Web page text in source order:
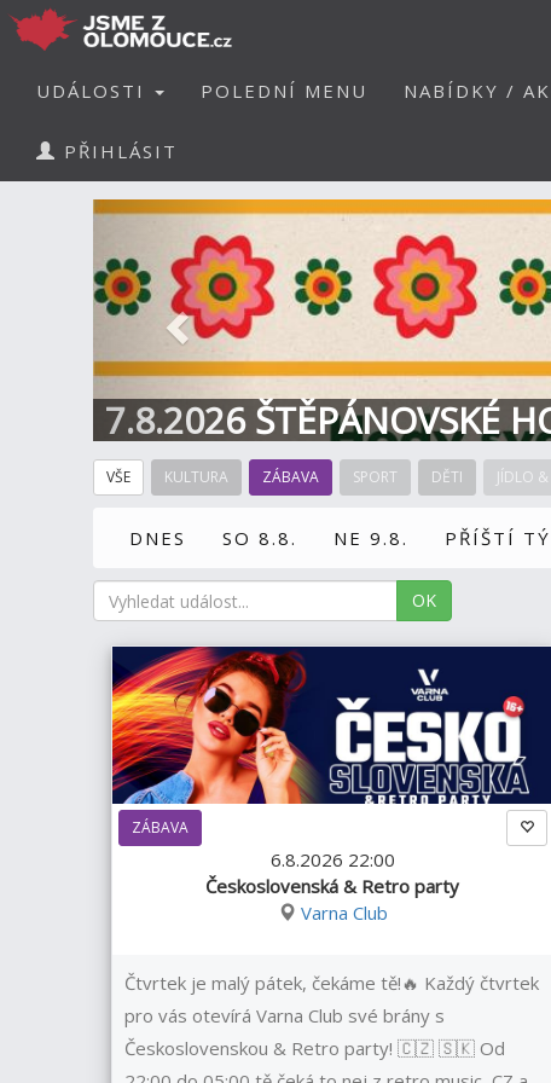
UDÁLOSTI POLEDNÍ MENU NABÍDKY /
PŘIHLÁSIT
7.8.2026 ŠTĚPÁNOVSKÉ
Předchozí
VŠE KULTURA ZÁBAVA SPORT DĚTI JÍDLO
DNES SO 8.8. NE 9.8. PŘÍŠTÍ
OK
ZÁBAVA
6.8.2026 22:00
Československá & Retro party
Varna Club
Čtvrtek je malý pátek, čekáme tě!🔥 Každý čtvrtek
pro vás otevírá Varna Club své brány s
Československou & Retro party! 🇨🇿 🇸🇰 Od